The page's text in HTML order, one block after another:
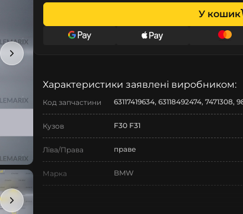
У кошик
Характеристики заявлені виробником:
Код запчастини 63117419634, 63118492474, 7471308,
Кузов F30 F31
Ліва/Права праве
Марка BMW